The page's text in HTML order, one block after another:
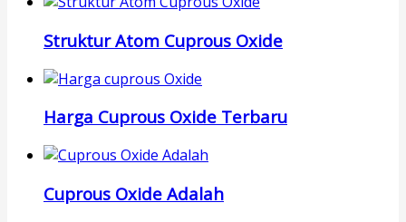
Struktur Atom Cuprous Oxide
Harga Cuprous Oxide Terbaru
Cuprous Oxide Adalah